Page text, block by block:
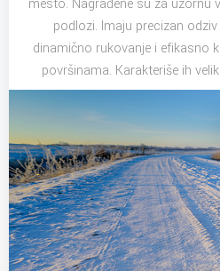
podlozi. Imaju precizan
dinamično rukovanje i efikasno
površinama. Karakteriše ih